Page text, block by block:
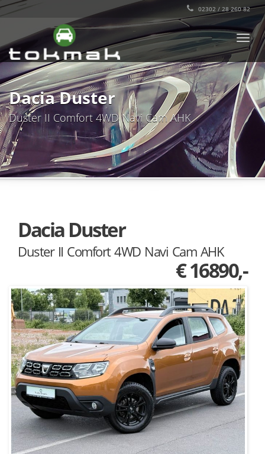
02302 / 28 260 82
Dacia Duster
Duster II Comfort 4WD Navi Cam AHK
Dacia Duster
Duster II Comfort 4WD Navi Cam AHK
€ 16890,-